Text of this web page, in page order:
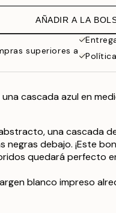
AÑADIR A LA
superiores a
cascada azul en
una cascada
debajo. ¡Este
quedará perfecto
blanco impreso